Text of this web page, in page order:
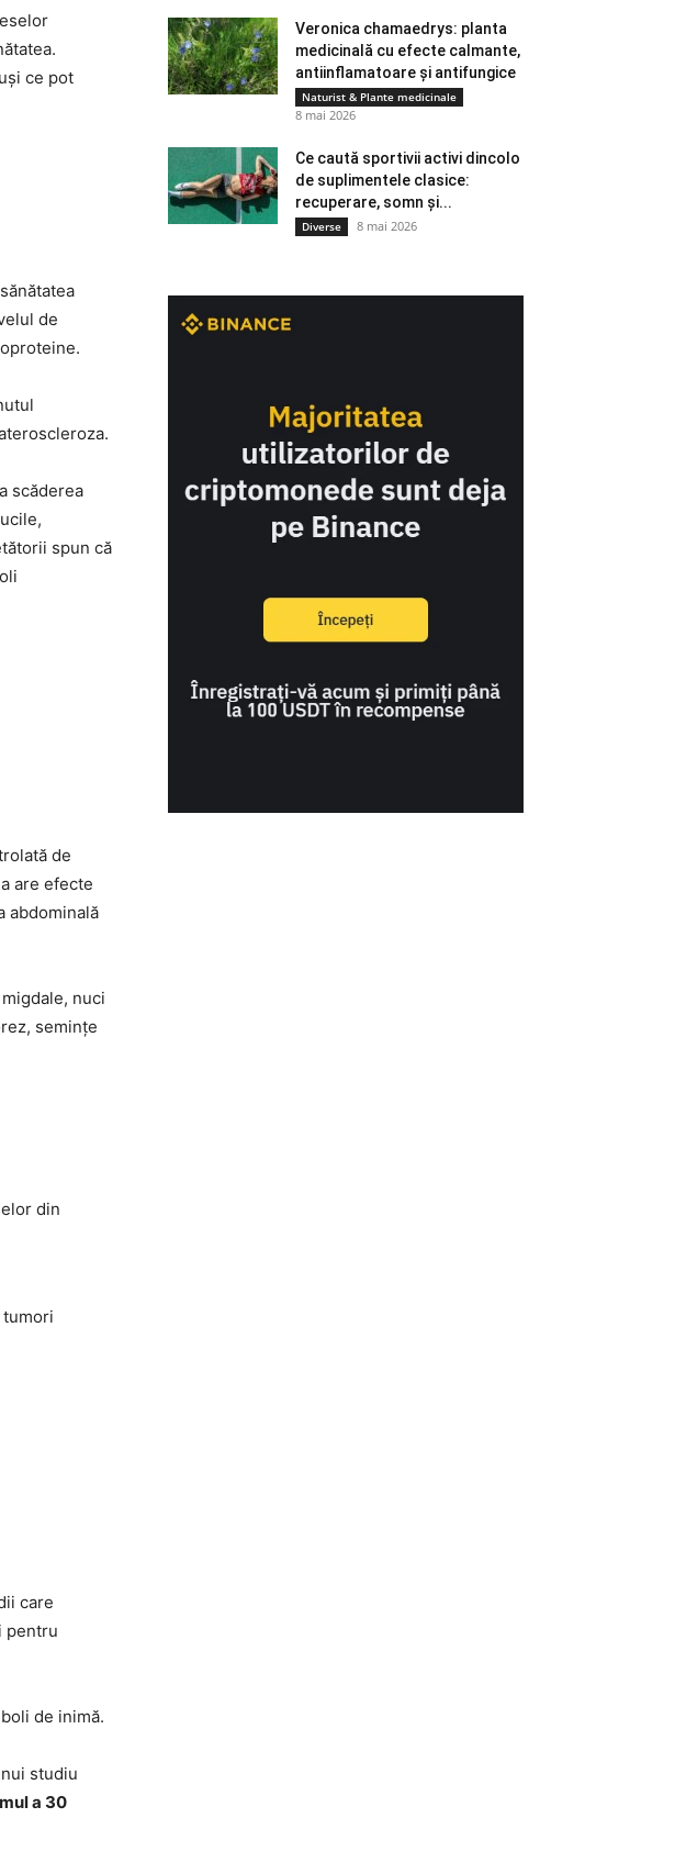
ce pot
de
scăderea
spun că
de
are efecte
abdominală
nuci
semințe
din
care
pentru
de inimă.
studiu
a 30
Veronica chamaedrys: planta
medicinală cu efecte calmante,
antiinflamatoare și antifungice
Naturist & Plante medicinale
8 mai 2026
Ce caută sportivii activi dincolo
de suplimentele clasice:
recuperare, somn și...
Diverse 8 mai 2026